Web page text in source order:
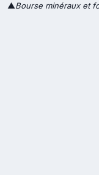
▲Bourse minéraux et